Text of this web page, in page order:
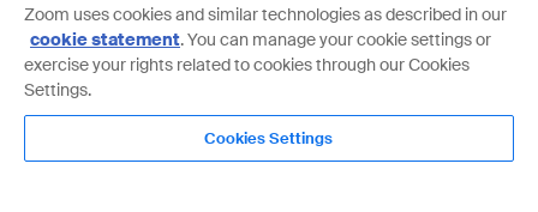
Androidアプリ
Zoomバーチャル背景
ウェビナーとイベント
Zoom Experience CenterZoom Experience Center
サポートセンターサポートセンター
ラーニングセンター
Zoomコミュニティ
テクニカルコンテンツライブラリテクニカルコンテンツライブラ
言語
日本語
Deutsch
通貨
Copyright ©2026 Zoom Communications, Inc.All rights reserved.
Cookies Settings サイトマップ
サイトマップ
Zoom uses cookies and similar technologies as described in our
cookie statement. You can manage your cookie settings or
exercise your rights related to cookies through our Cookies
Settings.
Cookies Settings